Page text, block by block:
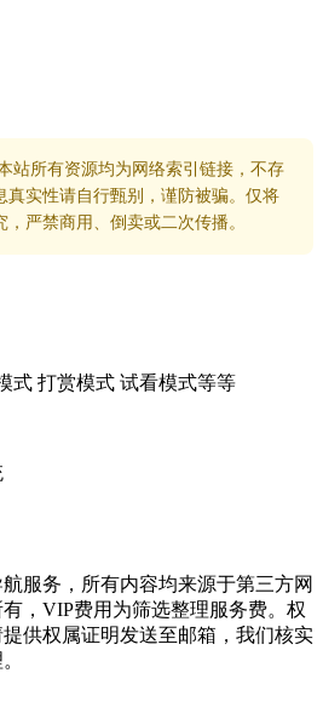
站所有资源均为网络索引链接，不存
真实性请自行甄别，谨防被骗。仅将
严禁商用、倒卖或二次传播。
式 打赏模式 试看模式等等
服务，所有内容均来源于第三方网
，VIP费用为筛选整理服务费。权
供权属证明发送至邮箱，我们核实